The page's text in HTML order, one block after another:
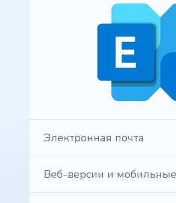
Электронная почта
Веб-версии и